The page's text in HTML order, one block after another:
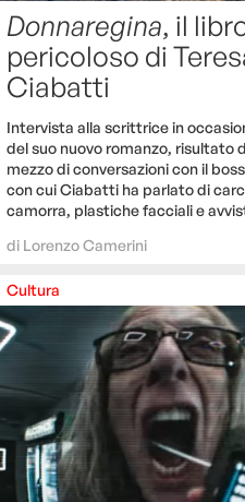
Donnaregina, il
pericoloso di
Ciabatti
Intervista alla scrittrice in
del suo nuovo romanzo, risultato
mezzo di conversazioni con il
con cui Ciabatti ha parlato di
camorra, plastiche facciali e
di Lorenzo Camerini
Cultura